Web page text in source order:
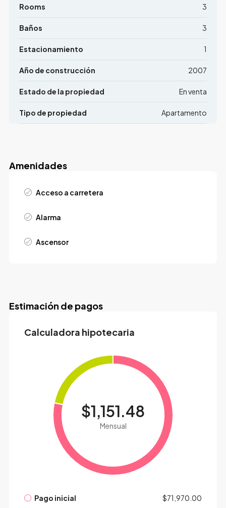
Rooms 3
Baños 3
Estacionamiento 1
Año de construcción 2007
Estado de la propiedad En venta
Tipo de propiedad Apartamento
Amenidades
Acceso a carretera
Alarma
Ascensor
Estimación de pagos
Calculadora hipotecaria
$1,151.48
Mensual
Pago inicial $71,970.00